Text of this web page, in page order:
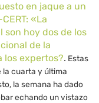
en jaque a un
«La
hoy dos de los
de la
los expertos?. Estas
la cuarta y última
la semana ha dado
echando un vistazo